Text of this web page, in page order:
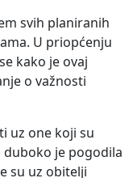
svih planiranih
U priopćenju
kako je ovaj
o važnosti
uz one koji su
duboko je pogodila
su uz obitelji